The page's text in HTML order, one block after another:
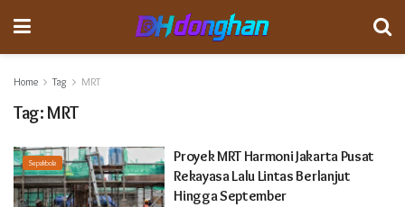
Home Tag MRT
Tag:MRT
Sepakbola
Proyek MRT Harmoni Jakarta Pusat
Rekayasa Lalu Lintas Berlanjut
Hingga September